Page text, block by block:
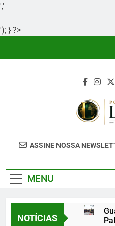
','
'); } ?>
ASSINE NOSSA
MENU
NOTÍCIAS